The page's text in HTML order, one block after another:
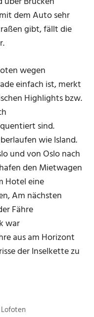
dem Auto sehr
gibt, fällt die
wegen
einfach ist, merkt
Highlights bzw.
sind.
wie Island.
und von Oslo nach
den Mietwagen
Hotel eine
Am nächsten
Fähre
war
aus am Horizont
der Inselkette zu